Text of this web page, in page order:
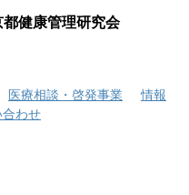
健康管理研究会
医療相談・啓発事業
情報
合わせ